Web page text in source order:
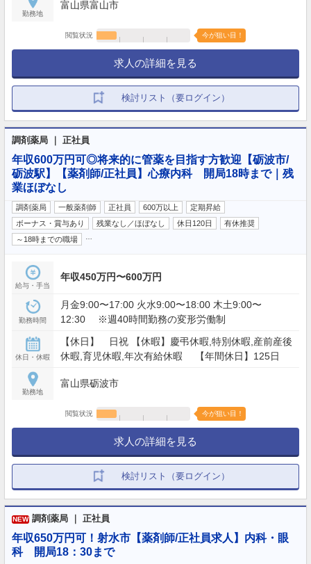
勤務地
富山県富山市
閲覧状況 今が狙い目！
求人の詳細を見る
検討リスト（要ログイン）
調剤薬局 ｜ 正社員
年収600万円可◎将来的に管薬を目指す方歓迎【砺波市/
砺波駅】【薬剤師/正社員】心療内科 開局18時まで｜残
業ほぼなし
調剤薬局 一般薬剤師 正社員 600万以上
定期昇給
ボーナス・賞与あり
残業なし／ほぼなし 休日120日
有休推奨
～18時までの職場
給与・手当
年収450万円〜600万円
勤務時間
月金9:00〜17:00 火水9:00〜18:00 木土9:00〜
12:30 ※週40時間勤務の変形労働制
休日・休暇
【休日】 日祝 【休暇】慶弔休暇,特別休暇,産前産後
休暇,育児休暇,年次有給休暇 【年間休日】125日
勤務地
富山県砺波市
閲覧状況 今が狙い目！
求人の詳細を見る
検討リスト（要ログイン）
NEW 調剤薬局 ｜ 正社員
年収650万円可！射水市【薬剤師/正社員求人】内科・眼
科 開局18：30まで